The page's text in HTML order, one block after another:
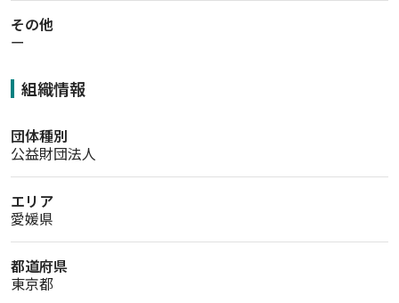
その他
ー
組織情報
団体種別
公益財団法人
エリア
愛媛県
都道府県
東京都